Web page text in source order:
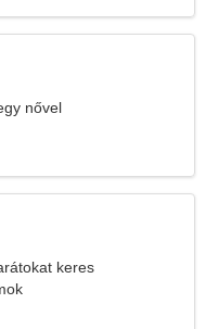
nővel
keres